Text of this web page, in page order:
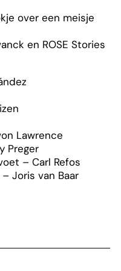
over een meisje
en ROSE Stories
Lawrence
Preger
– Carl Refos
Joris van Baar